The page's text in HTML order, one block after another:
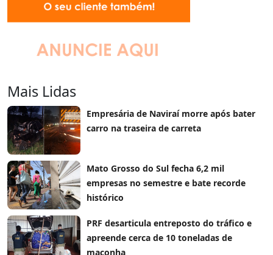
Mais Lidas
Empresária de Naviraí morre após bater
carro na traseira de carreta
Mato Grosso do Sul fecha 6,2 mil
empresas no semestre e bate recorde
histórico
PRF desarticula entreposto do tráfico e
apreende cerca de 10 toneladas de
maconha